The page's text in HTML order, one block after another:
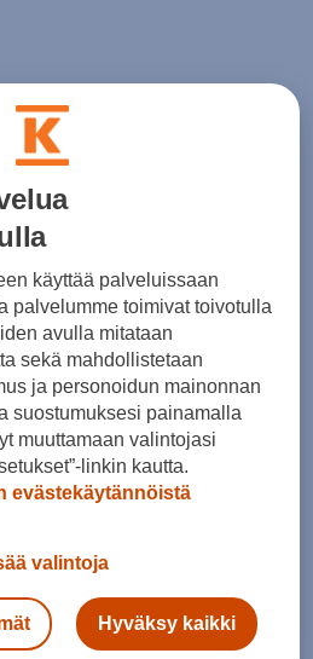
€
hinnanalennusta
käyttää palveluissaan
palvelumme toimivat toivotulla
avulla mitataan
sekä mahdollistetaan
ja personoidun mainonnan
suostumuksesi painamalla
muuttamaan valintojasi
linkin kautta.
evästekäytännöistä
valintoja
Hyväksy kaikki